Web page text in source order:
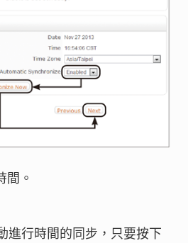
。
進行時間的同步，只要按下